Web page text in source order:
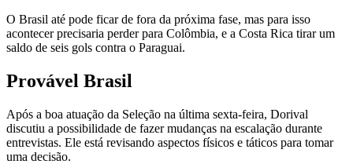
O Brasil até pode ficar de fora da próxima fase, mas para isso
acontecer precisaria perder para Colômbia, e a Costa Rica tirar um
saldo de seis gols contra o Paraguai.
Provável Brasil
Após a boa atuação da Seleção na última sexta-feira, Dorival
discutiu a possibilidade de fazer mudanças na escalação durante
entrevistas. Ele está revisando aspectos físicos e táticos para tomar
uma decisão.